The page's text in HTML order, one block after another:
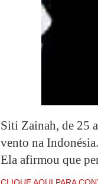
Siti Zainah, de 25
vento na Indonésia.
Ela afirmou que